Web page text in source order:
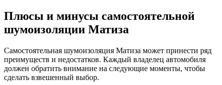
Плюсы и минусы самостоятельной
шумоизоляции Матиза
Самостоятельная шумоизоляция Матиза может принести ряд
преимуществ и недостатков. Каждый владелец автомобиля
должен обратить внимание на следующие моменты, чтобы
сделать взвешенный выбор.